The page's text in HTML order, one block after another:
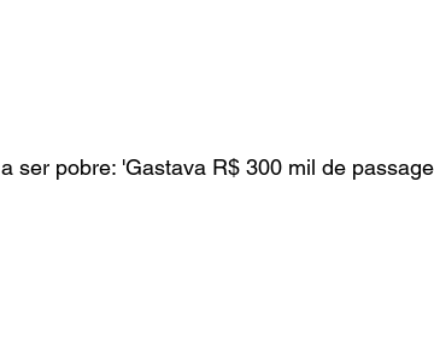
ser pobre: 'Gastava R$ 300 mil de